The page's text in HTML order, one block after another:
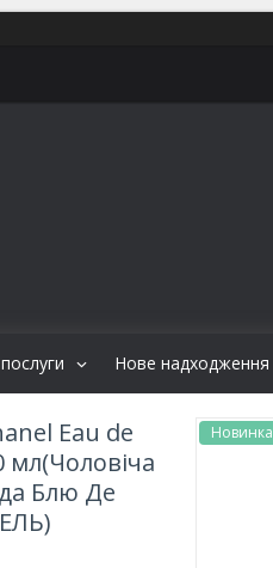
Нове надходження
Eau de
мл(Чоловіча
Блю Де
Новинка